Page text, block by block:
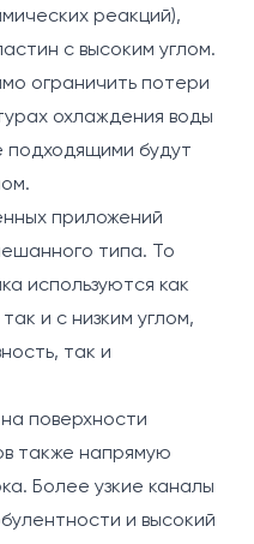
реакций),
с высоким углом.
ограничить потери
охлаждения воды
подходящими будут
приложений
типа. То
используются как
и с низким углом,
так и
поверхности
также напрямую
Более узкие каналы
и высокий